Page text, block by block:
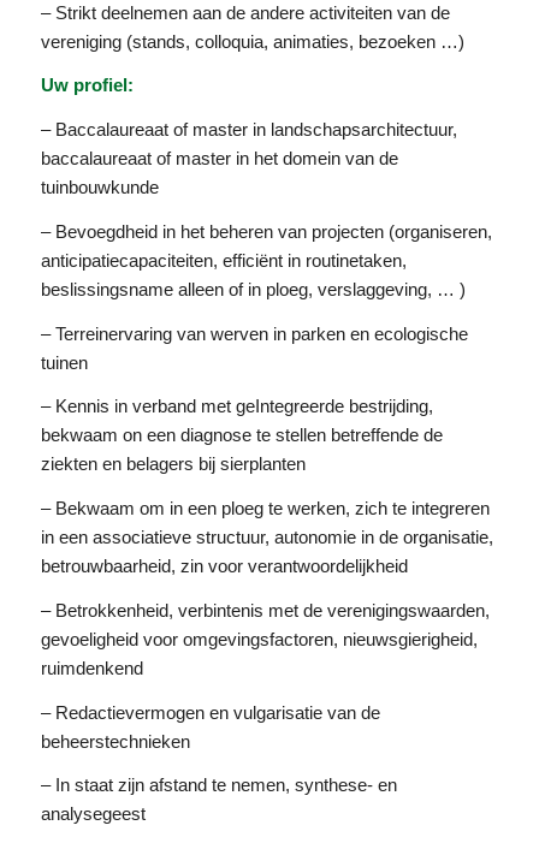
– Strikt deelnemen aan de andere activiteiten van de
vereniging (stands, colloquia, animaties, bezoeken …)
Uw profiel:
– Baccalaureaat of master in landschapsarchitectuur,
baccalaureaat of master in het domein van de
tuinbouwkunde
– Bevoegdheid in het beheren van projecten (organiseren,
anticipatiecapaciteiten, efficiënt in routinetaken,
beslissingsname alleen of in ploeg, verslaggeving, … )
– Terreinervaring van werven in parken en ecologische
tuinen
– Kennis in verband met geIntegreerde bestrijding,
bekwaam on een diagnose te stellen betreffende de
ziekten en belagers bij sierplanten
– Bekwaam om in een ploeg te werken, zich te integreren
in een associatieve structuur, autonomie in de organisatie,
betrouwbaarheid, zin voor verantwoordelijkheid
– Betrokkenheid, verbintenis met de verenigingswaarden,
gevoeligheid voor omgevingsfactoren, nieuwsgierigheid,
ruimdenkend
– Redactievermogen en vulgarisatie van de
beheerstechnieken
– In staat zijn afstand te nemen, synthese- en
analysegeest